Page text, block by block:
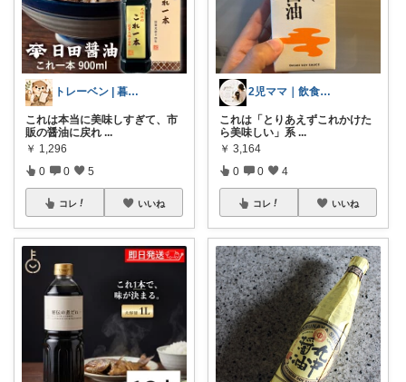
トレーベン | 暮らしの目利き
これは本当に美味しすぎて、市
販の醤油に戻れ ...
￥ 1,296
0 0 5
コレ いいね
2児ママ｜飲食店経営｜使ってよかったもの
これは「とりあえずこれかけた
ら美味しい」系 ...
￥ 3,164
0 0 4
コレ いいね